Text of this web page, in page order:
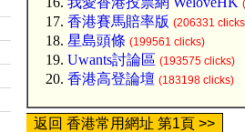
香港賽馬賠率版 (206331
星島頭條 (199561 clicks)
Uwants討論區 (193575 clicks)
香港高登論壇 (183198 clicks)
返回 香港常用網址 第1頁 >>